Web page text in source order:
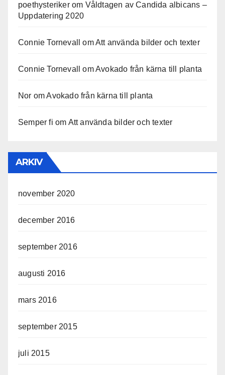
poethysterikerom Våldtagen av Candida albicans –
Uppdatering 2020
Connie Tornevall omAtt använda bilder och texter
Connie Tornevall omAvokado från kärna till planta
Nor omAvokado från kärna till planta
Semper fi om Att använda bilder och texter
ARKIV
november 2020
december 2016
september 2016
augusti 2016
mars 2016
september 2015
juli 2015